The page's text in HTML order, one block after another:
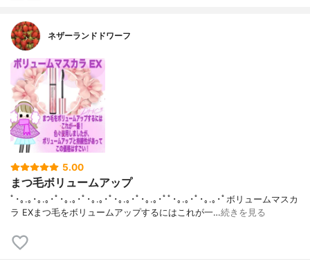
ネザーランドドワーフ
5.00
まつ毛ボリュームアップ
ﾟ･｡.｡･｡.｡･ﾟ･｡.｡･ﾟ･｡.｡･ﾟ･｡.｡･ﾟ･｡.｡･ﾟﾟ･｡.｡･ﾟ･｡.｡･ﾟボリュームマスカ
ラ EXまつ毛をボリュームアップするにはこれが一…続きを見る